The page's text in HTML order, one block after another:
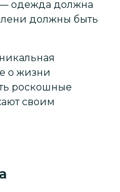
— одежда должна
должны быть
о жизни
роскошные
своим